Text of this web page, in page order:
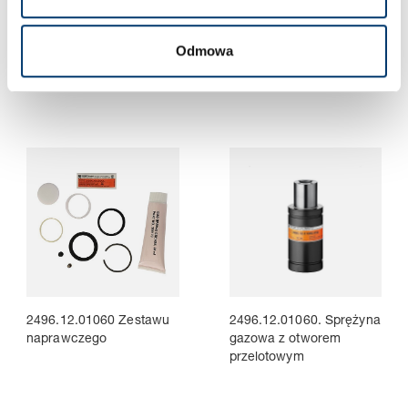
Odmowagazowa z otworem
przelotowym
2496.12.01060 Zestawu
naprawczego
2496.12.01060. Sprężyna
gazowa z otworem
przelotowym